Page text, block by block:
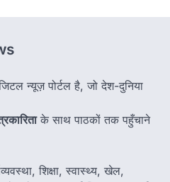
न्यूज़ पोर्टल है, जो देश-दुनिया
के साथ पाठकों तक पहुँचाने
शिक्षा, स्वास्थ्य, खेल,